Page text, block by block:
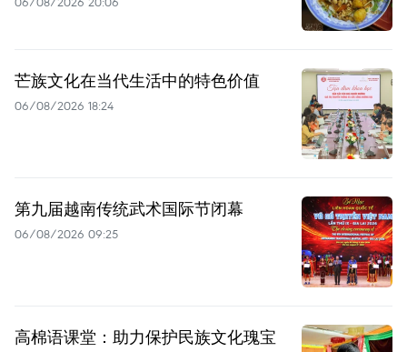
芒族文化在当代生活中的特色价值
06/08/2026 18:24
第九届越南传统武术国际节闭幕
06/08/2026 09:25
高棉语课堂：助力保护民族文化瑰宝